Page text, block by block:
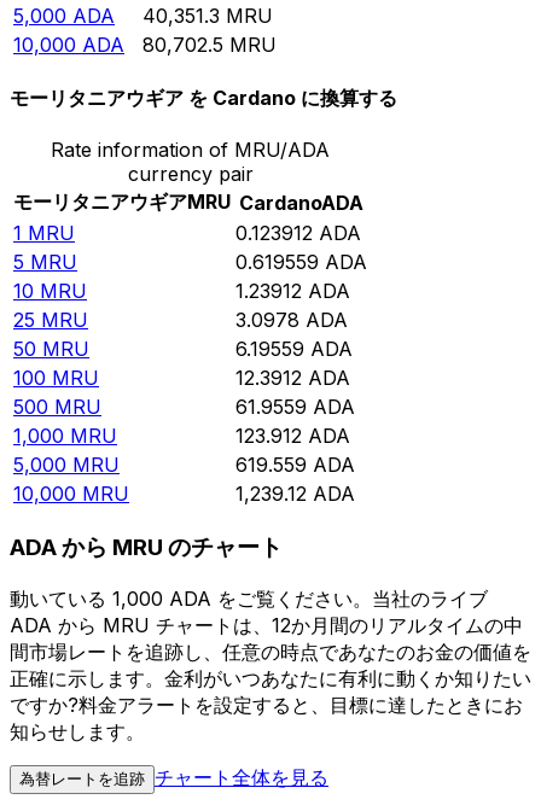
5,000 ADA 40,351.3 MRU
10,000 ADA 80,702.5 MRU
モーリタニアウギア を Cardano に換算する
Rate information of MRU/ADA
currency pair
モーリタニアウギアMRU CardanoADA
1 MRU 0.123912 ADA
5 MRU 0.619559 ADA
10 MRU 1.23912 ADA
25 MRU 3.0978 ADA
50 MRU 6.19559 ADA
100 MRU 12.3912 ADA
500 MRU 61.9559 ADA
1,000 MRU 123.912 ADA
5,000 MRU 619.559 ADA
10,000 MRU 1,239.12 ADA
ADA から MRU のチャート
動いている 1,000 ADA をご覧ください。当社のライブ
ADA から MRU チャートは、12か月間のリアルタイムの中
間市場レートを追跡し、任意の時点であなたのお金の価値を
正確に示します。金利がいつあなたに有利に動くか知りたい
ですか?料金アラートを設定すると、目標に達したときにお
知らせします。
為替レートを追跡 チャート全体を見る